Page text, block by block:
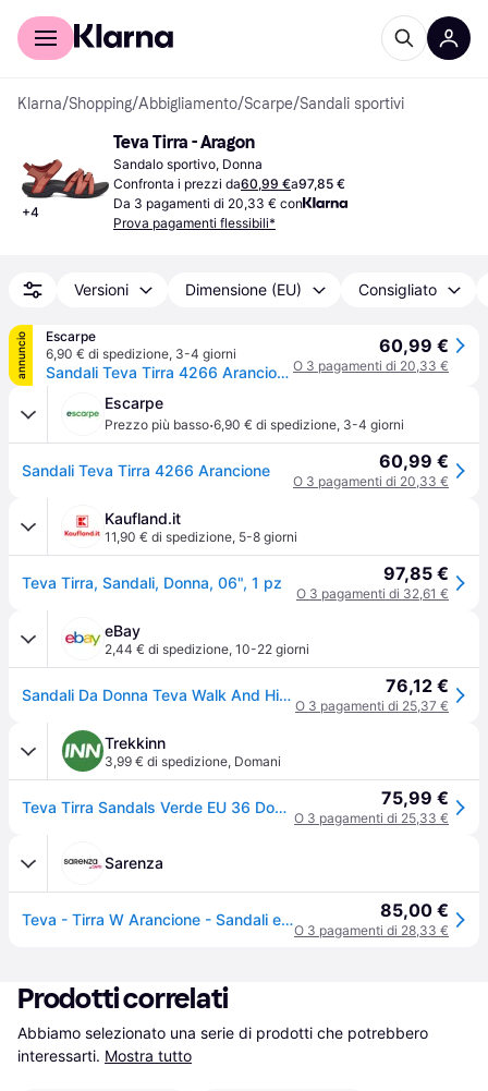
Per il tuo shopping
Klarna/Shopping/Abbigliamento/Scarpe/Sandali sportivi
+4
Teva Tirra - Aragon
Sandalo sportivo, Donna
Confronta i prezzi da60,99 €a97,85 €
Da 3 pagamenti di 20,33 € con
Prova pagamenti flessibili*
Versioni Dimensione (EU) Consigliato
annuncio
Escarpe
6,90 € di spedizione, 3-4 giorni
Sandali Teva Tirra 4266 Arancione
60,99 €
O 3 pagamenti di 20,33 €
Escarpe
Prezzo più basso·6,90 € di spedizione, 3-4 giorni
Sandali Teva Tirra 4266 Arancione 60,99 €
O 3 pagamenti di 20,33 €
Kaufland.it
11,90 € di spedizione, 5-8 giorni
Teva Tirra, Sandali, Donna, 06", 1 pz 97,85 €
O 3 pagamenti di 32,61 €
eBay
2,44 € di spedizione, 10-22 giorni
Sandali Da Donna Teva Walk And Hike Tirra In Aragona 76,12 €
O 3 pagamenti di 25,37 €
Trekkinn
3,99 € di spedizione, Domani
Teva Tirra Sandals Verde EU 36 Donna 75,99 €
O 3 pagamenti di 25,33 €
Sarenza
Teva - Tirra W Arancione - Sandali e scarpe aperte 85,00 €
O 3 pagamenti di 28,33 €
Prodotti correlati
Abbiamo selezionato una serie di prodotti che potrebbero
interessarti. Mostra tutto